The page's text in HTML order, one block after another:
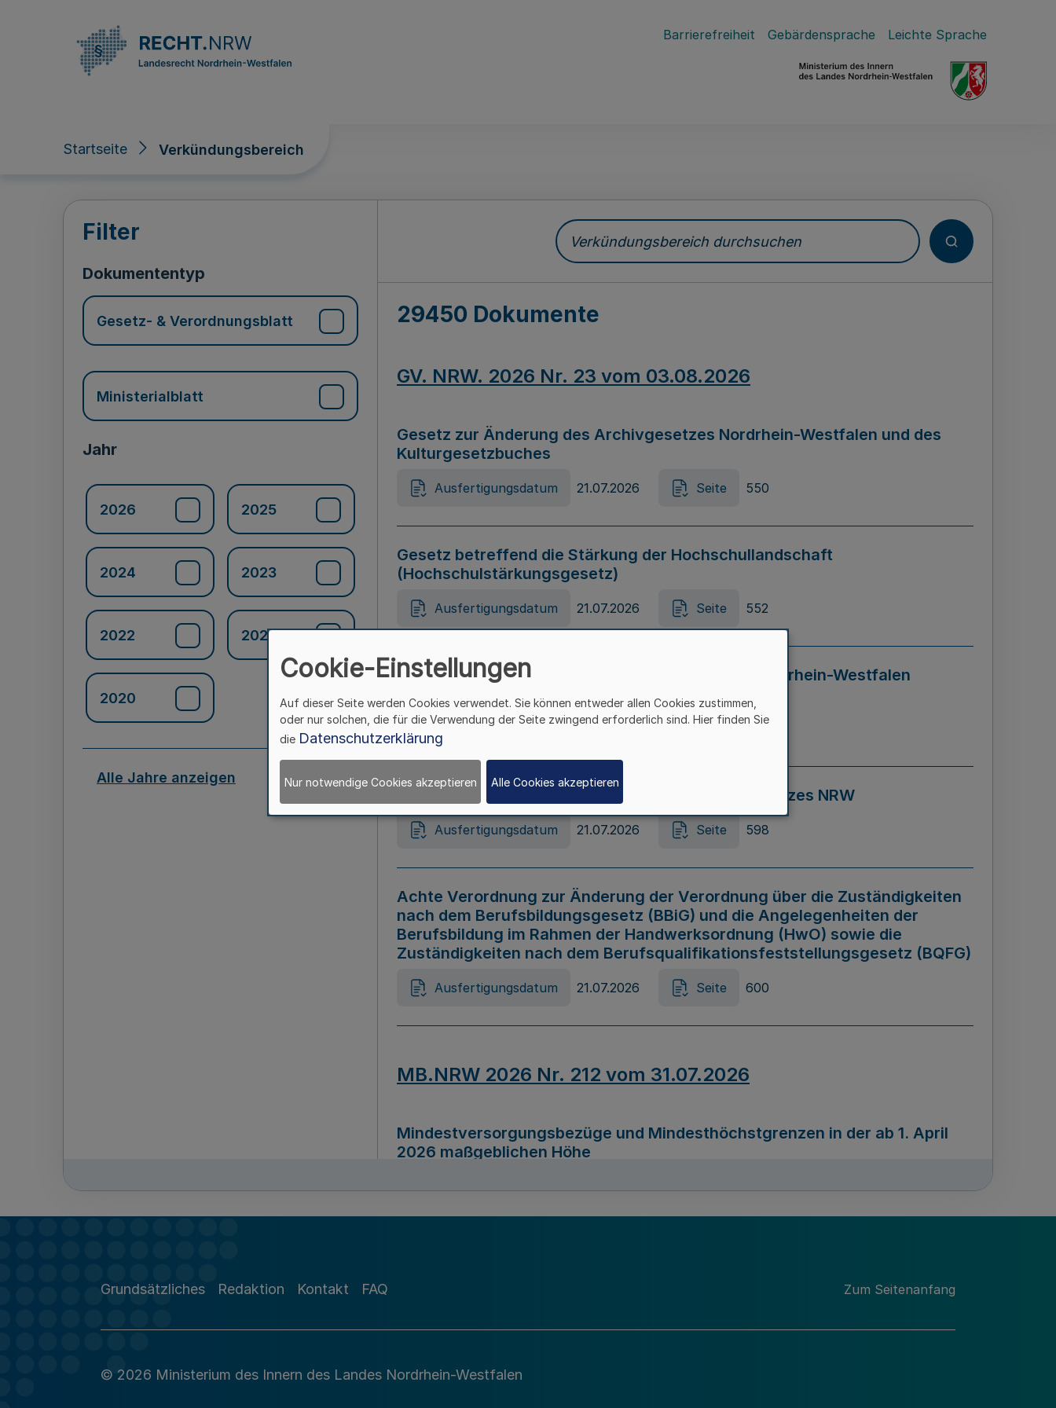
Barrierefreiheit Gebärdensprache Leichte Sprache
Startseite Verkündungsbereich
Verkündungsbereich
Filter
Dokumententyp
Gesetz- & Verordnungsblatt
Ministerialblatt
Jahr
2026 2025
2024 2023
2022 2021
2020
Alle Jahre anzeigen
Verkündungsbereich durchsuchen
29450 Dokumente
GV. NRW. 2026 Nr. 23 vom 03.08.2026
Gesetz zur Änderung des Archivgesetzes Nordrhein-Westfalen und des
Kulturgesetzbuches
Ausfertigungsdatum 21.07.2026 Seite 550
Gesetz betreffend die Stärkung der Hochschullandschaft
(Hochschulstärkungsgesetz)
Ausfertigungsdatum 21.07.2026 Seite 552
Gesetz zur Vermeidung von Diskriminierung in Nordrhein-Westfalen
(Landesantidiskriminierungsgesetz – LADG NRW)
Ausfertigungsdatum 21.07.2026 Seite 595
Gesetz zur Änderung des Online-Casinospiel Gesetzes NRW
Ausfertigungsdatum 21.07.2026 Seite 598
Achte Verordnung zur Änderung der Verordnung über die Zuständigkeiten
nach dem Berufsbildungsgesetz (BBiG) und die Angelegenheiten der
Berufsbildung im Rahmen der Handwerksordnung (HwO) sowie die
Zuständigkeiten nach dem Berufsqualifikationsfeststellungsgesetz (BQFG)
Ausfertigungsdatum 21.07.2026 Seite 600
MB.NRW 2026 Nr. 212 vom 31.07.2026
Mindestversorgungsbezüge und Mindesthöchstgrenzen in der ab 1. April
2026 maßgeblichen Höhe
Richtlinie zur Durchführung des Förderprogramms „Mittelstand Innovativ &
Grundsätzliches Redaktion Kontakt FAQ Zum Seitenanfang
© 2026 Ministerium des Innern des Landes Nordrhein-Westfalen
Cookie-Einstellungen
Auf dieser Seite werden Cookies verwendet. Sie können entweder allen Cookies zustimmen,
oder nur solchen, die für die Verwendung der Seite zwingend erforderlich sind. Hier finden Sie
die Datenschutzerklärung
Nur notwendige Cookies akzeptieren Alle Cookies akzeptieren